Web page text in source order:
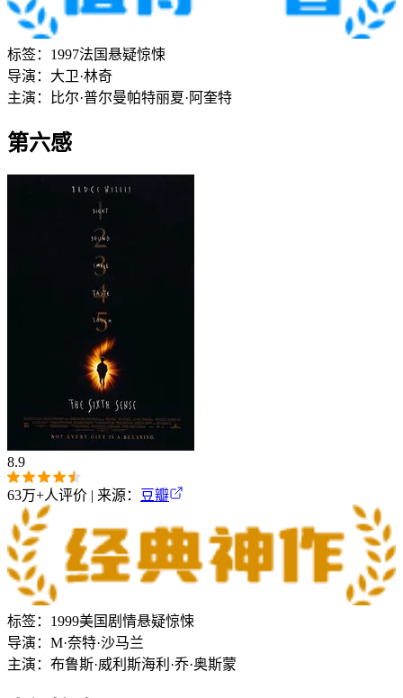
标签： 1997法国 悬疑惊悚
导演： 大卫·林奇
主演：
比尔·普尔曼帕特丽夏·阿奎特
第六感
8.9
63万+人评价 | 来源： 豆瓣
标签： 1999美国 剧情悬疑惊悚
导演： M·奈特·沙马兰
主演： 布鲁斯·威利斯海利·乔·奥斯蒙